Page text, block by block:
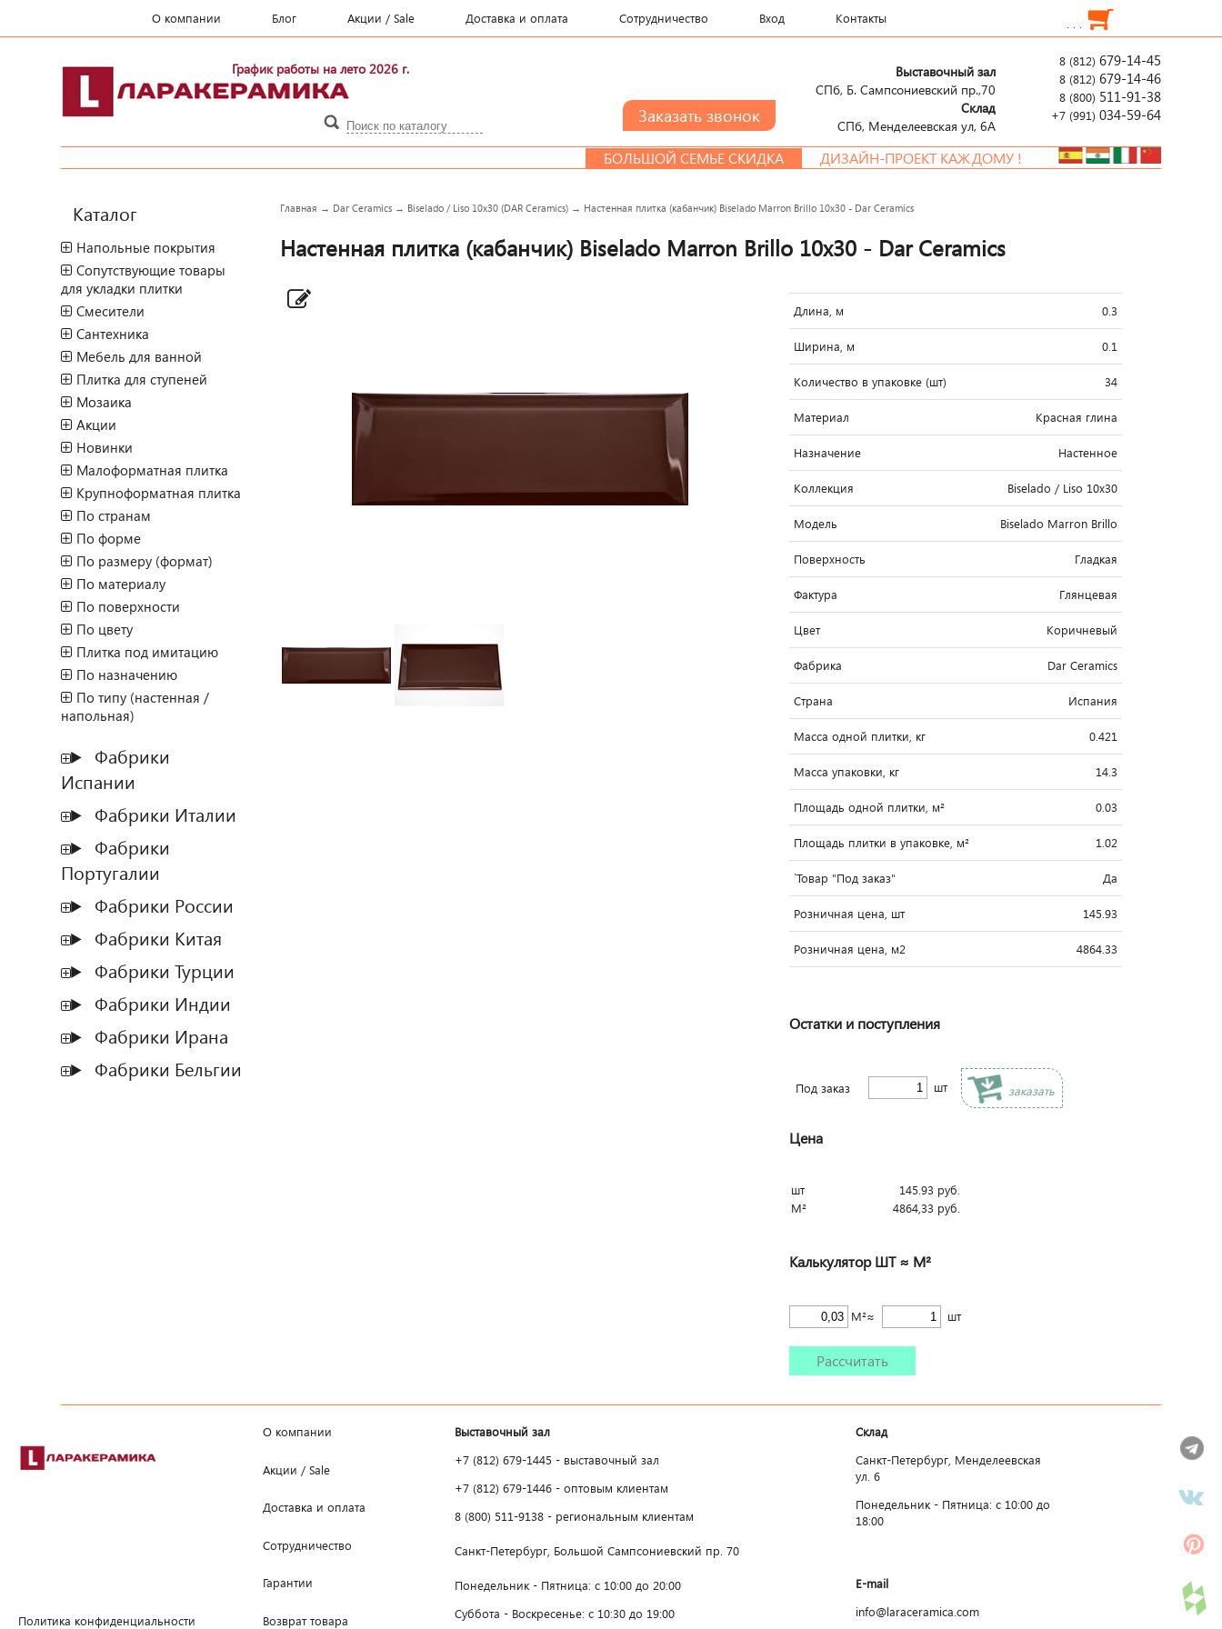
О компании Блог Акции / Sale Доставка и оплата Сотрудничество Вход Контакты . . .
График работы на лето 2026 г. 8 (812) 679-14-45
8 (812) 679-14-46
8 (800) 511-91-38
+7 (991) 034-59-64
Выставочный зал
СПб, Б. Сампсониевский пр.,70
Склад
СПб, Менделеевcкая ул, 6А
БОЛЬШОЙ СЕМЬЕ СКИДКА ДИЗАЙН-ПРОЕКТ КАЖДОМУ !
Каталог
Напольные покрытия
Сопутствующие товары
для укладки плитки
Смесители
Сантехника
Мебель для ванной
Плитка для ступеней
Мозаика
Акции
Новинки
Малоформатная плитка
Крупноформатная плитка
По странам
По форме
По размеру (формат)
По материалу
По поверхности
По цвету
Плитка под имитацию
По назначению
По типу (настенная /
напольная)
Фабрики
Испании
Фабрики Италии
Фабрики
Португалии
Фабрики России
Фабрики Китая
Фабрики Турции
Фабрики Индии
Фабрики Ирана
Фабрики Бельгии
Главная → Dar Ceramics → Biselado / Liso 10x30 (DAR Ceramics) → Настенная плитка (кабанчик) Biselado Marron Brillo 10x30 - Dar Ceramics
Настенная плитка (кабанчик) Biselado Marron Brillo 10x30 - Dar Ceramics
Длина, м 0.3
Ширина, м 0.1
Количество в упаковке (шт) 34
Материал Красная глина
Назначение Настенное
Коллекция Biselado / Liso 10x30
Модель Biselado Marron Brillo
Поверхность Гладкая
Фактура Глянцевая
Цвет Коричневый
Фабрика Dar Ceramics
Страна Испания
Масса одной плитки, кг 0.421
Масса упаковки, кг 14.3
Площадь одной плитки, м² 0.03
Площадь плитки в упаковке, м² 1.02
`Товар "Под заказ" Да
Розничная цена, шт 145.93
Розничная цена, м2 4864.33
Остатки и поступления
Под заказ шт заказать
Цена
шт 145.93 руб.
М²
4864,33 руб.
Калькулятор ШТ ≈ М²
М²≈ шт
Рассчитать
Политика конфиденциальности
О компании
Акции / Sale
Доставка и оплата
Сотрудничество
Гарантии
Возврат товара
Выставочный зал
+7 (812) 679-1445 - выставочный зал
+7 (812) 679-1446 - оптовым клиентам
8 (800) 511-9138 - региональным клиентам
Санкт-Петербург, Большой Сампсониевский пр. 70
Понедельник - Пятница: с 10:00 до 20:00
Суббота - Воскресенье: с 10:30 до 19:00
Склад
Санкт-Петербург, Менделеевская
ул. 6
Понедельник - Пятница: c 10:00 до
18:00
E-mail
info@laraceramica.com